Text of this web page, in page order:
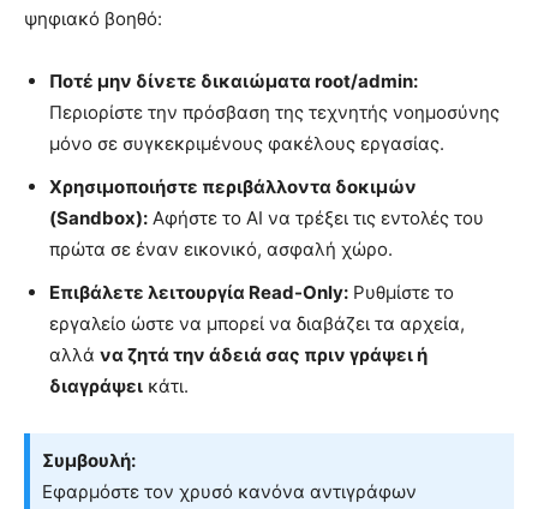
ψηφιακό βοηθό:
Ποτέ μην δίνετε δικαιώματα root/admin:
Περιορίστε την πρόσβαση της τεχνητής νοημοσύνης
μόνο σε συγκεκριμένους φακέλους εργασίας.
Χρησιμοποιήστε περιβάλλοντα δοκιμών
(Sandbox): Αφήστε το AI να τρέξει τις εντολές του
πρώτα σε έναν εικονικό, ασφαλή χώρο.
Επιβάλετε λειτουργία Read-Only: Ρυθμίστε το
εργαλείο ώστε να μπορεί να διαβάζει τα αρχεία,
αλλά να ζητά την άδειά σας πριν γράψει ή
διαγράψει κάτι.
Συμβουλή:
Εφαρμόστε τον χρυσό κανόνα αντιγράφων